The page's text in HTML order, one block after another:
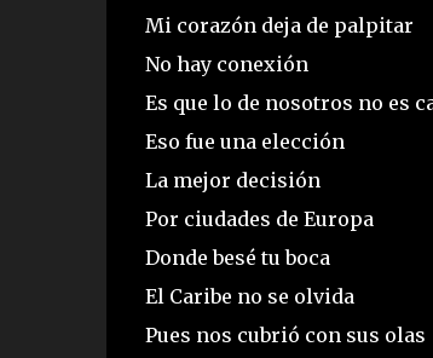
Mi corazón deja de palpitar
No hay conexión
Es que lo de nosotros no es
Eso fue una elección
La mejor decisión
Por ciudades de Europa
Donde besé tu boca
El Caribe no se olvida
Pues nos cubrió con sus olas